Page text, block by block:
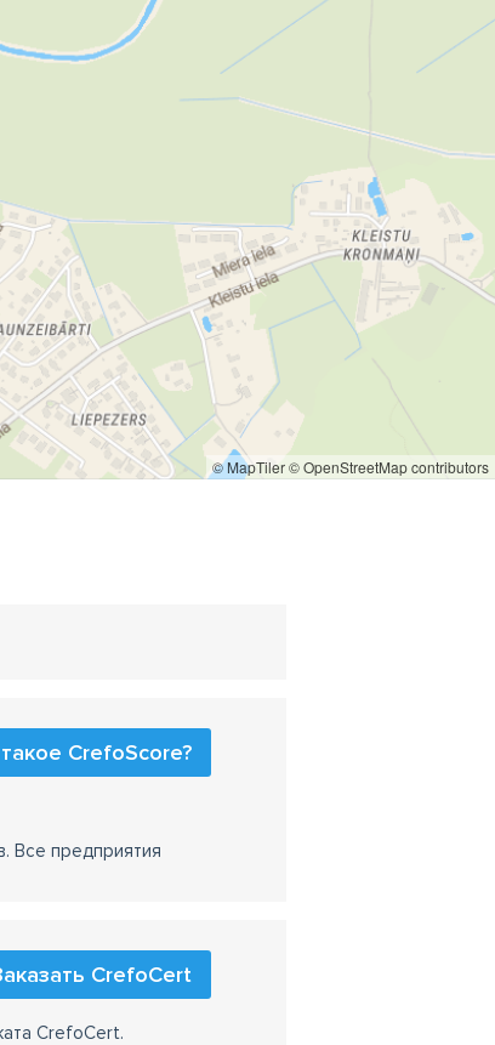
© MapTiler© OpenStreetMap contributors
CrefoScore?
Все предприятия
CrefoCert
CrefoCert.